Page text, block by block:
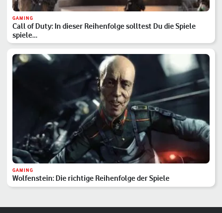
GAMING
Call of Duty: In dieser Reihenfolge solltest Du die Spiele
spiele…
GAMING
Wolfenstein: Die richtige Reihenfolge der Spiele